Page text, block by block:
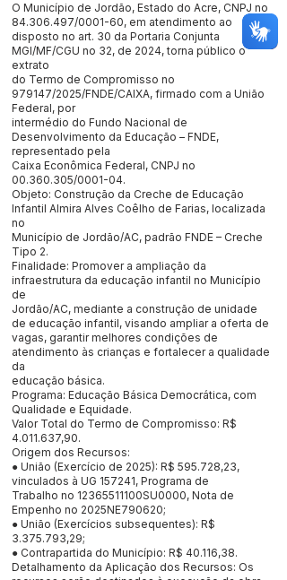
O Município de Jordão, Estado do Acre, CNPJ no
84.306.497/0001-60, em atendimento ao
disposto no art. 30 da Portaria Conjunta
MGI/MF/CGU no 32, de 2024, torna público o
extrato
do Termo de Compromisso no
979147/2025/FNDE/CAIXA, firmado com a União
Federal, por
intermédio do Fundo Nacional de
Desenvolvimento da Educação – FNDE,
representado pela
Caixa Econômica Federal, CNPJ no
00.360.305/0001-04.
Objeto: Construção da Creche de Educação
Infantil Almira Alves Coêlho de Farias, localizada
no
Município de Jordão/AC, padrão FNDE – Creche
Tipo 2.
Finalidade: Promover a ampliação da
infraestrutura da educação infantil no Município
de
Jordão/AC, mediante a construção de unidade
de educação infantil, visando ampliar a oferta de
vagas, garantir melhores condições de
atendimento às crianças e fortalecer a qualidade
da
educação básica.
Programa: Educação Básica Democrática, com
Qualidade e Equidade.
Valor Total do Termo de Compromisso: R$
4.011.637,90.
Origem dos Recursos:
● União (Exercício de 2025): R$ 595.728,23,
vinculados à UG 157241, Programa de
Trabalho no 12365511100SU0000, Nota de
Empenho no 2025NE790620;
● União (Exercícios subsequentes): R$
3.375.793,29;
● Contrapartida do Município: R$ 40.116,38.
Detalhamento da Aplicação dos Recursos: Os